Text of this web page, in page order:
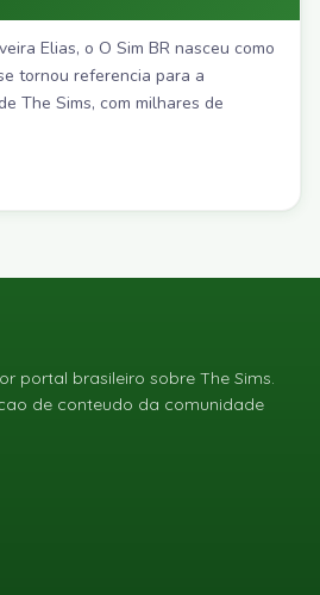
Elias, o O Sim BR nasceu como
tornou referencia para a
The Sims, com milhares de
portal brasileiro sobre The Sims.
de conteudo da comunidade